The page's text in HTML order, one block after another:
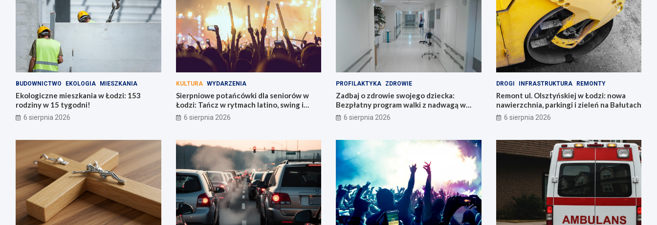
BUDOWNICTWO EKOLOGIA MIESZKANIA
Ekologiczne mieszkania w Łodzi: 153
rodziny w 15 tygodni!
6 sierpnia 2026
KULTURA WYDARZENIA
Sierpniowe potańcówki dla seniorów w
Łodzi: Tańcz w rytmach latino, swing i
bachaty!
6 sierpnia 2026
PROFILAKTYKA ZDROWIE
Zadbaj o zdrowie swojego dziecka:
Bezpłatny program walki z nadwagą w
Łódzkiem!
6 sierpnia 2026
DROGI INFRASTRUKTURA REMONTY
Remont ul. Olsztyńskiej w Łodzi: nowa
nawierzchnia, parkingi i zieleń na Bałutach
6 sierpnia 2026